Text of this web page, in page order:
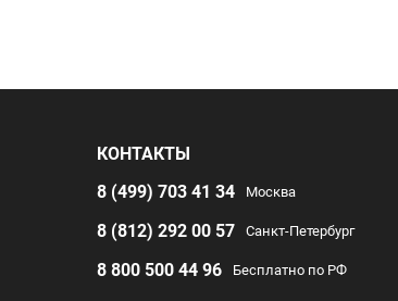
КОНТАКТЫ
8 (499) 703 41 34
Москва
8 (812) 292 00 57 Санкт-Петербург
8 800 500 44 96 Бесплатно по РФ